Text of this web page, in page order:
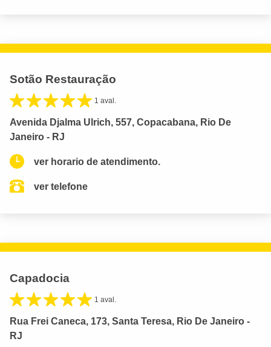
Sotão Restauração
1 aval.
Avenida Djalma Ulrich, 557, Copacabana, Rio De
Janeiro - RJ
ver horario de atendimento.
ver telefone
Capadocia
1 aval.
Rua Frei Caneca, 173, Santa Teresa, Rio De Janeiro -
RJ